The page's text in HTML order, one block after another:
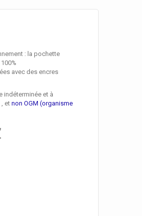
: la pochette
avec des encres
indéterminée et à
et non OGM (organisme